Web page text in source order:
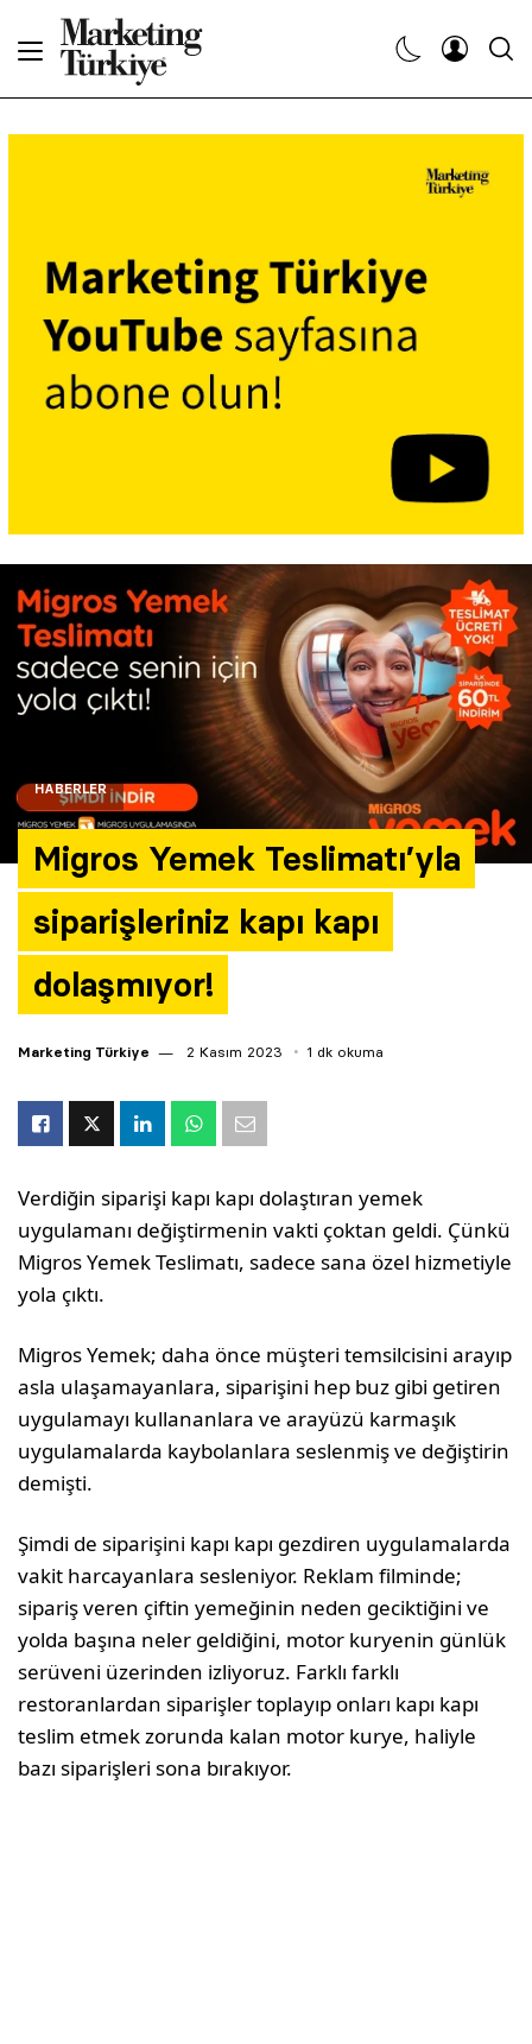
HABERLER
Migros Yemek Teslimatı’yla
siparişleriniz kapı kapı
dolaşmıyor!
Marketing Türkiye 2 Kasım 2023 1 dk okuma
Verdiğin siparişi kapı kapı dolaştıran yemek
uygulamanı değiştirmenin vakti çoktan geldi. Çünkü
Migros Yemek Teslimatı, sadece sana özel hizmetiyle
yola çıktı.
Migros Yemek; daha önce müşteri temsilcisini arayıp
asla ulaşamayanlara, siparişini hep buz gibi getiren
uygulamayı kullananlara ve arayüzü karmaşık
uygulamalarda kaybolanlara seslenmiş ve değiştirin
demişti.
Şimdi de siparişini kapı kapı gezdiren uygulamalarda
vakit harcayanlara sesleniyor. Reklam filminde;
sipariş veren çiftin yemeğinin neden geciktiğini ve
yolda başına neler geldiğini, motor kuryenin günlük
serüveni üzerinden izliyoruz. Farklı farklı
restoranlardan siparişler toplayıp onları kapı kapı
teslim etmek zorunda kalan motor kurye, haliyle
bazı siparişleri sona bırakıyor.
Dergiler
Etkinlikler
Araştırma